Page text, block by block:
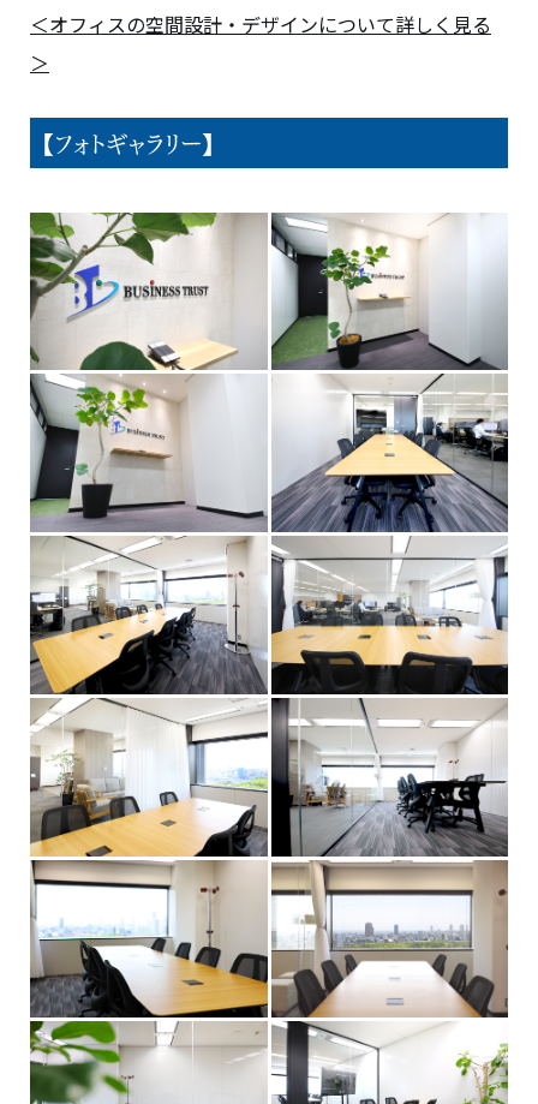
＜オフィスの空間設計・デザインについて詳しく見る
＞
【フォトギャラリー】